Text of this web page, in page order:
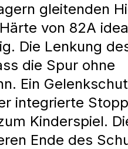
gleitenden
von 82A
Die Lenkung
die Spur ohne
Ein
integrierte
Kinderspiel.
Ende des